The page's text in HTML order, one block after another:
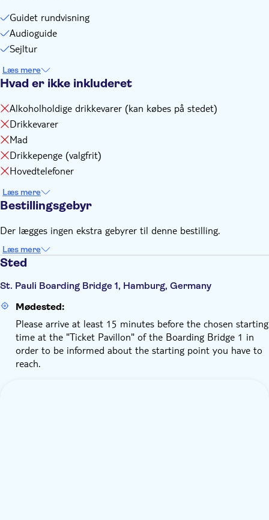
Guidet rundvisning
Audioguide
Sejltur
Læs mere
Hvad er ikke inkluderet
Alkoholholdige drikkevarer (kan købes på stedet)
Drikkevarer
Mad
Drikkepenge (valgfrit)
Hovedtelefoner
Læs mere
Bestillingsgebyr
Der lægges ingen ekstra gebyrer til denne bestilling.
Læs mere
Sted
St. Pauli Boarding Bridge 1, Hamburg, Germany
Mødested:
Please arrive at least 15 minutes before the chosen starting
time at the "Ticket Pavillon" of the Boarding Bridge 1 in
order to be informed about the starting point you have to
reach.